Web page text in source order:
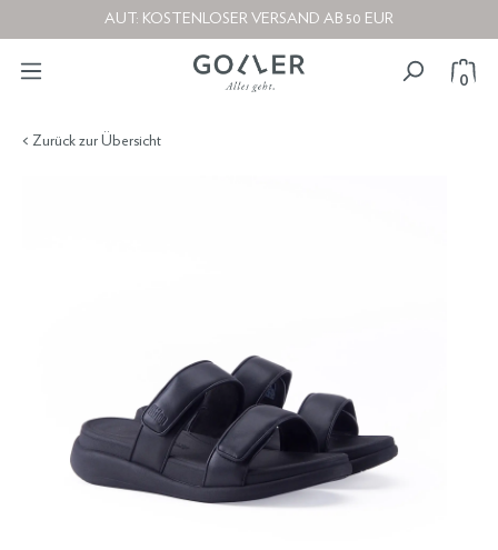
AUT: KOSTENLOSER VERSAND AB 50 EUR
0
< Zurück zur Übersicht